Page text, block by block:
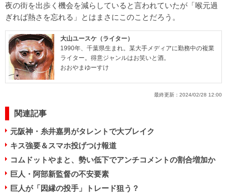
夜の街を出歩く機会を減らしていると言われていたが「喉元過
ぎれば熱さを忘れる」とはまさにこのことだろう。
大山ユースケ（ライター）
1990年、千葉県生まれ。某大手メディアに勤務中の複業
ライター。得意ジャンルはお笑いと酒。
おおやまゆーすけ
最終更新： 2024/02/28 12:00
関連記事
元阪神・糸井嘉男がタレントで大ブレイク
キス強要＆スマホ投げつけ報道
コムドットやまと、勢い低下でアンチコメントの割合増加か
巨人・阿部新監督の不安要素
巨人が「因縁の投手」トレード狙う？